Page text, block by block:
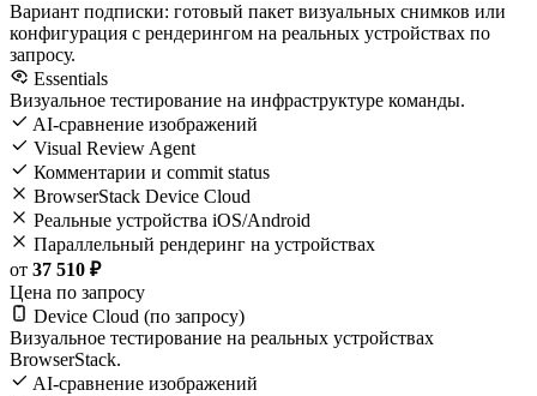
Вариант подписки: готовый пакет визуальных снимков или
конфигурация с рендерингом на реальных устройствах по
запросу.
Essentials
Визуальное тестирование на инфраструктуре команды.
AI-сравнение изображений
Visual Review Agent
Комментарии и commit status
BrowserStack Device Cloud
Реальные устройства iOS/Android
Параллельный рендеринг на устройствах
от 37 510 ₽
Цена по запросу
Device Cloud (по запросу)
Визуальное тестирование на реальных устройствах
BrowserStack.
AI-сравнение изображений